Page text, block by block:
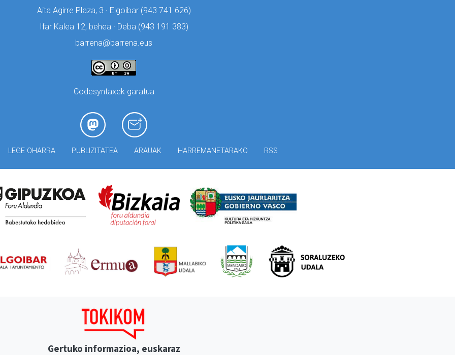
Aita Agirre Plaza, 3 · Elgoibar (943 741 626)
Ifar Kalea 12, behea · Deba (943 191 383)
barrena@barrena.eus
Codesyntaxek garatua
LEGE OHARRA PUBLIZITATEA ARAUAK HARREMANETARAKO RSS
Gertuko informazioa, euskaraz